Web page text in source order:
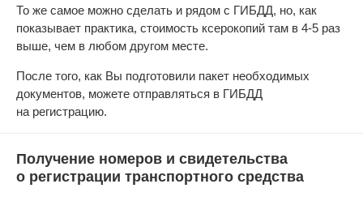
То же самое можно сделать и рядом с ГИБДД, но, как
показывает практика, стоимость ксерокопий там в 4-5 раз
выше, чем в любом другом месте.
После того, как Вы подготовили пакет необходимых
документов, можете отправляться в ГИБДД
на регистрацию.
Получение номеров и свидетельства
о регистрации транспортного средства